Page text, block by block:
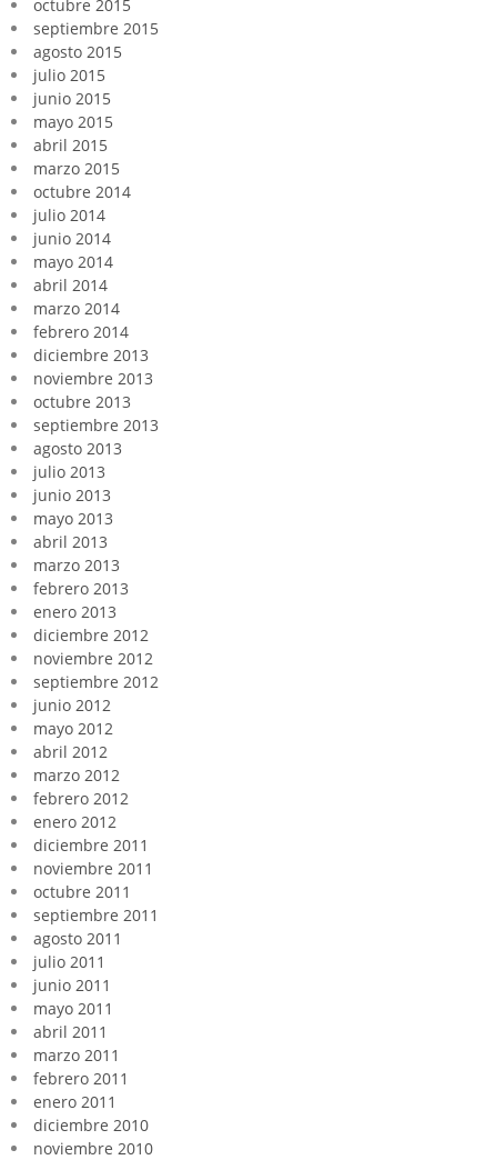
octubre 2015
septiembre 2015
agosto 2015
julio 2015
junio 2015
mayo 2015
abril 2015
marzo 2015
octubre 2014
julio 2014
junio 2014
mayo 2014
abril 2014
marzo 2014
febrero 2014
diciembre 2013
noviembre 2013
octubre 2013
septiembre 2013
agosto 2013
julio 2013
junio 2013
mayo 2013
abril 2013
marzo 2013
febrero 2013
enero 2013
diciembre 2012
noviembre 2012
septiembre 2012
junio 2012
mayo 2012
abril 2012
marzo 2012
febrero 2012
enero 2012
diciembre 2011
noviembre 2011
octubre 2011
septiembre 2011
agosto 2011
julio 2011
junio 2011
mayo 2011
abril 2011
marzo 2011
febrero 2011
enero 2011
diciembre 2010
noviembre 2010